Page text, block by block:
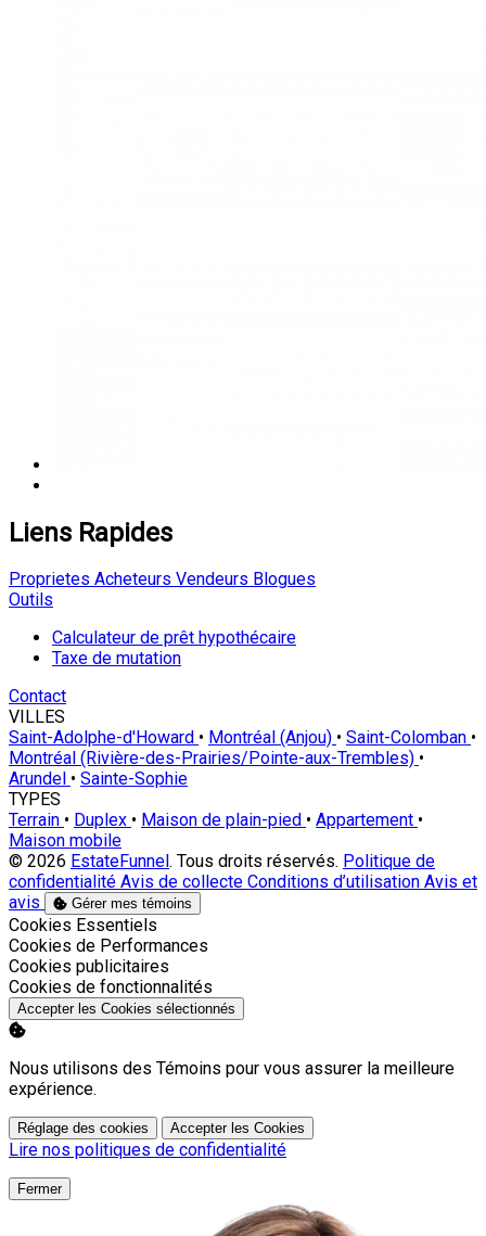
Liens Rapides
Proprietes Acheteurs Vendeurs Blogues
Outils
Calculateur de prêt hypothécaire
Taxe de mutation
Contact
VILLES
Saint-Adolphe-d'Howard • Montréal (Anjou) • Saint-Colomban •
Montréal (Rivière-des-Prairies/Pointe-aux-Trembles) •
Arundel • Sainte-Sophie
TYPES
Terrain • Duplex • Maison de plain-pied • Appartement •
Maison mobile
© 2026 EstateFunnel . Tous droits réservés. Politique de
confidentialité Avis de collecte Conditions d’utilisation Avis et
avis
Gérer mes témoins
Activer
Cookies Essentiels
Activer
Cookies de Performances
Activer
Cookies publicitaires
Activer
Cookies de fonctionnalités
Accepter les Cookies sélectionnés
Nous utilisons des Témoins pour vous assurer la meilleure
expérience.
Réglage des cookies Accepter les Cookies
Lire nos politiques de confidentialité
Fermer